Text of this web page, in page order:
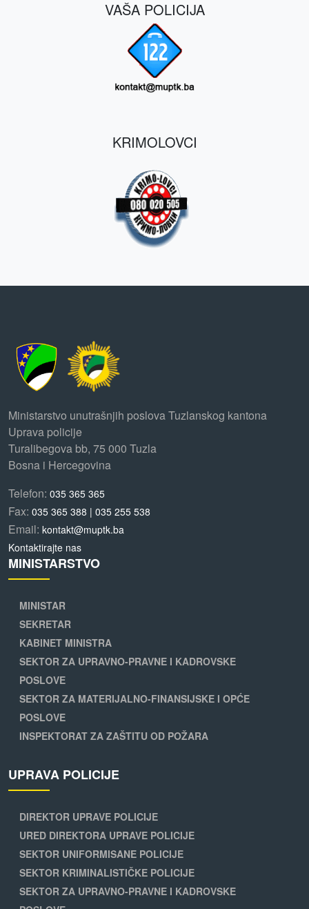
VAŠA POLICIJA
KRIMOLOVCI
Ministarstvo unutrašnjih poslova Tuzlanskog kantona
Uprava policije
Turalibegova bb, 75 000 Tuzla
Bosna i Hercegovina
Telefon: 035 365 365
Fax: 035 365 388 | 035 255 538
Email: kontakt@muptk.ba
Kontaktirajte nas
MINISTARSTVO
MINISTAR
SEKRETAR
KABINET MINISTRA
SEKTOR ZA UPRAVNO-PRAVNE I KADROVSKE
POSLOVE
SEKTOR ZA MATERIJALNO-FINANSIJSKE I OPĆE
POSLOVE
INSPEKTORAT ZA ZAŠTITU OD POŽARA
UPRAVA POLICIJE
DIREKTOR UPRAVE POLICIJE
URED DIREKTORA UPRAVE POLICIJE
SEKTOR UNIFORMISANE POLICIJE
SEKTOR KRIMINALISTIČKE POLICIJE
SEKTOR ZA UPRAVNO-PRAVNE I KADROVSKE